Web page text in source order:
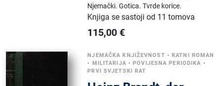
Njemački.Gotica.Tvrde korice.
Knjiga se sastoji od 11 tomova
115,00 €
NJEMAČKA KNJIŽEVNOST •RATNI ROMAN
• MILITARIJA •POVIJESNA PERIODIKA •
PRVI SVJETSKI RAT